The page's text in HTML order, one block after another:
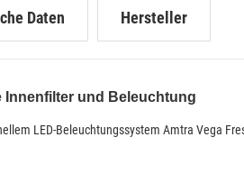
Daten Hersteller
Innenfilter und Beleuchtung
LED-Beleuchtungssystem Amtra Vega